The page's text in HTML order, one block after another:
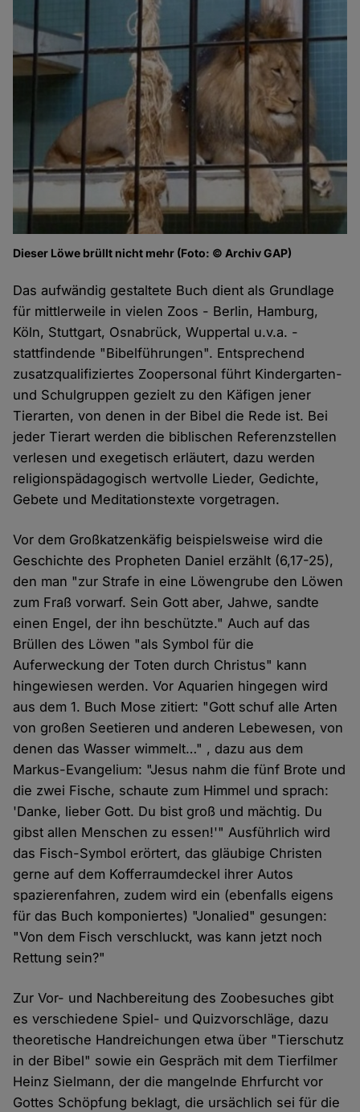
Dieser Löwe brüllt nicht mehr (Foto: © Archiv GAP)
Das aufwändig gestaltete Buch dient als Grundlage
für mittlerweile in vielen Zoos - Berlin, Hamburg,
Köln, Stuttgart, Osnabrück, Wuppertal u.v.a. -
stattfindende "Bibelführungen". Entsprechend
zusatzqualifiziertes Zoopersonal führt Kindergarten-
und Schulgruppen gezielt zu den Käfigen jener
Tierarten, von denen in der Bibel die Rede ist. Bei
jeder Tierart werden die biblischen Referenzstellen
verlesen und exegetisch erläutert, dazu werden
religionspädagogisch wertvolle Lieder, Gedichte,
Gebete und Meditationstexte vorgetragen.
Vor dem Großkatzenkäfig beispielsweise wird die
Geschichte des Propheten Daniel erzählt (6,17-25),
den man "zur Strafe in eine Löwengrube den Löwen
zum Fraß vorwarf. Sein Gott aber, Jahwe, sandte
einen Engel, der ihn beschützte." Auch auf das
Brüllen des Löwen "als Symbol für die
Auferweckung der Toten durch Christus" kann
hingewiesen werden. Vor Aquarien hingegen wird
aus dem 1. Buch Mose zitiert: "Gott schuf alle Arten
von großen Seetieren und anderen Lebewesen, von
denen das Wasser wimmelt…" , dazu aus dem
Markus-Evangelium: "Jesus nahm die fünf Brote und
die zwei Fische, schaute zum Himmel und sprach:
'Danke, lieber Gott. Du bist groß und mächtig. Du
gibst allen Menschen zu essen!'" Ausführlich wird
das Fisch-Symbol erörtert, das gläubige Christen
gerne auf dem Kofferraumdeckel ihrer Autos
spazierenfahren, zudem wird ein (ebenfalls eigens
für das Buch komponiertes) "Jonalied" gesungen:
"Von dem Fisch verschluckt, was kann jetzt noch
Rettung sein?"
Zur Vor- und Nachbereitung des Zoobesuches gibt
es verschiedene Spiel- und Quizvorschläge, dazu
theoretische Handreichungen etwa über "Tierschutz
in der Bibel" sowie ein Gespräch mit dem Tierfilmer
Heinz Sielmann, der die mangelnde Ehrfurcht vor
Gottes Schöpfung beklagt, die ursächlich sei für die